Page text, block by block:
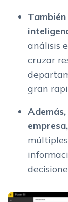
análisis
cruzar
gran
empresa,